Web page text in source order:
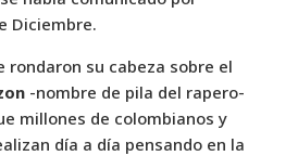
Diciembre.
rondaron su cabeza sobre el
-nombre de pila del rapero-
millones de colombianos y
día a día pensando en la